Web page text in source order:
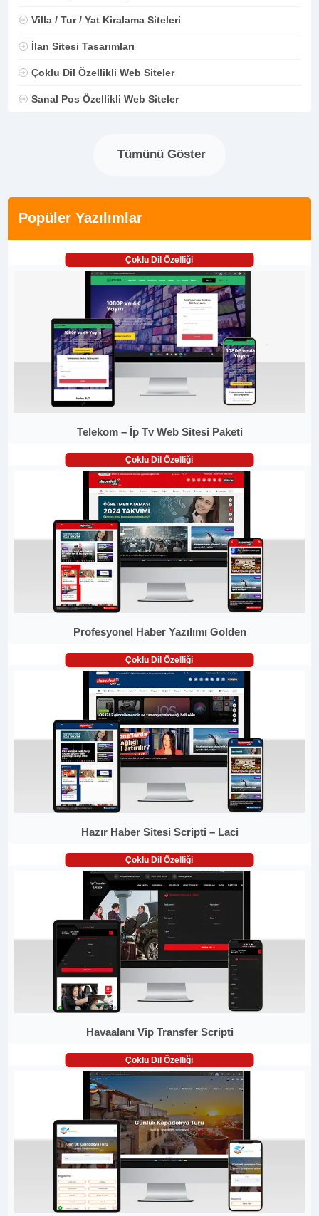
Villa / Tur / Yat Kiralama Siteleri
İlan Sitesi Tasarımları
Çoklu Dil Özellikli Web Siteler
Sanal Pos Özellikli Web Siteler
Tümünü Göster
Popüler Yazılımlar
Çoklu Dil Özelliği
Telekom – İp Tv Web Sitesi Paketi
Çoklu Dil Özelliği
Profesyonel Haber Yazılımı Golden
Çoklu Dil Özelliği
Hazır Haber Sitesi Scripti – Laci
Çoklu Dil Özelliği
Havaalanı Vip Transfer Scripti
Çoklu Dil Özelliği